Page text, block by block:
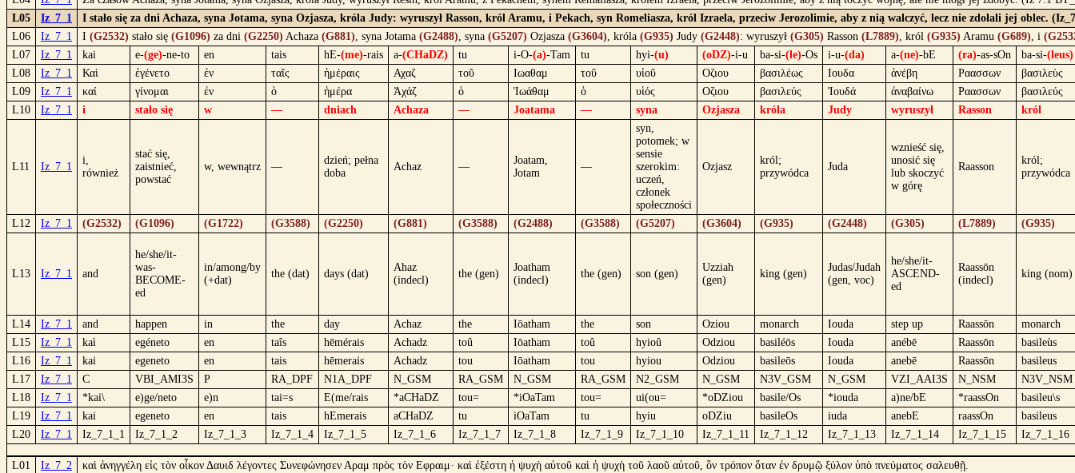
L05
Iz_7_1
I stało się za dni Achaza, syna Jotama, syna Ozjasza, króla Judy: wyruszył Rasson, król Aramu, i Pekach, syn Romeliasza, król Izraela, przeciw Jerozolimie, aby z nią walczyć, lecz nie zdołali jej oblec.
L06
Iz_7_1 I (G2532) stało się (G1096) za dni (G2250) Achaza (G881), syna Jotama (G2488), syna (G5207) Ozjasza (G3604), króla (G935) Judy (G2448): wyruszył (G305) Rasson (L7889), król (G935) Aramu (G689), i
L07
Iz_7_1 kai e-(ge)-ne-to en tais hE-(me)-rais a-(CHaDZ) tu i-O-(a)-Tam tu hyi-(u) (oDZ)-i-u ba-si-(le)-Os i-u-(da) a-(ne)-bE (ra)-as-sOn ba-si-(leus)
L08
Iz_7_1 Καὶ ἐγένετο ἐν ταῖς ἡμέραις Αχαζ τοῦ Ιωαθαμ τοῦ υἱοῦ Οζιου βασιλέως Ιουδα ἀνέβη Ραασσων
βασιλεὺς
L09
Iz_7_1 καί γίνομαι ἐν ὁ ἡμέρα Ἀχάζ ὁ Ἰωάθαμ ὁ υἱός Οζιου βασιλεύς Ἰουδά ἀναβαίνω Ραασσων
βασιλεύς
L10
Iz_7_1 i stało się w — dniach Achaza — Joatama — syna Ozjasza króla Judy wyruszył Rasson król
L11 Iz_7_1
i,
również
stać się,
zaistnieć,
powstać
w, wewnątrz —
dzień; pełna
doba
Achaz —
Joatam,
Jotam
—
syn,
potomek; w
sensie
szerokim:
uczeń,
członek
społeczności
Ozjasz
król;
przywódca
Juda
wznieść się,
unosić się
lub skoczyć
w górę
Raasson
król;
przywódca
L12 Iz_7_1 (G2532) (G1096) (G1722) (G3588) (G2250) (G881) (G3588) (G2488) (G3588) (G5207) (G3604) (G935) (G2448) (G305) (L7889) (G935)
L13 Iz_7_1 and
he/she/it-
was-
BECOME-
ed
in/among/by
(+dat)
the (dat) days (dat)
Ahaz
(indecl)
the (gen)
Joatham
(indecl)
the (gen) son (gen)
Uzziah
(gen)
king (gen)
Judas/Judah
(gen, voc)
he/she/it-
ASCEND-
ed
Raassōn
(indecl)
king (nom)
L14 Iz_7_1 and happen in the day Achaz the Iōatham the son Oziou monarch Iouda step up Raassōn
monarch
L15
Iz_7_1 kaì egéneto en taîs hēmérais Achadz toû Iōatham toû hyioû Odziou basiléōs Iouda anébē Raassōn
basileùs
L16
Iz_7_1 kai egeneto en tais hēmerais Achadz tou Iōatham tou hyiou Odziou basileōs Iouda anebē Raassōn
basileus
L17
Iz_7_1 C VBI_AMI3S P RA_DPF N1A_DPF N_GSM RA_GSM N_GSM RA_GSM N2_GSM N_GSM N3V_GSM N_GSM VZI_AAI3S N_NSM
N3V_NSM
L18
Iz_7_1 *kai\ e)ge/neto e)n tai=s E(me/rais *aCHaDZ tou= *iOaTam tou= ui(ou= *oDZiou basile/Os *iouda a)ne/bE *raassOn
basileu\s
L19
Iz_7_1 kai egeneto en tais hEmerais aCHaDZ tu iOaTam tu hyiu oDZiu basileOs iuda anebE raassOn
basileus
L20
Iz_7_1 Iz_7_1_1 Iz_7_1_2 Iz_7_1_3 Iz_7_1_4 Iz_7_1_5 Iz_7_1_6 Iz_7_1_7 Iz_7_1_8 Iz_7_1_9 Iz_7_1_10 Iz_7_1_11 Iz_7_1_12 Iz_7_1_13 Iz_7_1_14 Iz_7_1_15 Iz_7_1_16
L01 Iz_7_2 καὶ ἀνηγγέλη εἰς τὸν οἶκον Δαυιδ λέγοντες Συνεφώνησεν Αραμ πρὸς τὸν Εφραιμ· καὶ ἐξέστη ἡ ψυχὴ αὐτοῦ καὶ ἡ ψυχὴ τοῦ λαοῦ αὐτοῦ, ὃν τρόπον ὅταν ἐν δρυμῷ ξύλον ὑπὸ πνεύματος σαλευθῇ.